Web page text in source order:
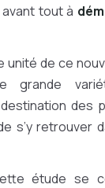
tout à
unité de ce
grande
des
s’y retrouver
étude se